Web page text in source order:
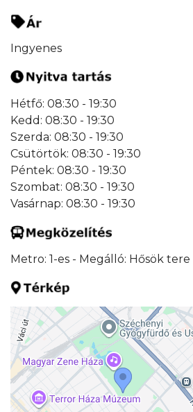
Ingyenes
Hétfő: 08:30 - 19:30
Kedd: 08:30 - 19:30
Szerda: 08:30 - 19:30
Csütörtök: 08:30 - 19:30
Péntek: 08:30 - 19:30
Szombat: 08:30 - 19:30
Vasárnap: 08:30 - 19:30
Metro: 1-es - Megálló: Hősök tere